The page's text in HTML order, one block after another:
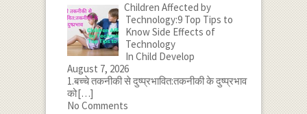
Children Affected by
Technology:9 Top Tips to
Know Side Effects of
Technology
In Child Develop
August 7, 2026
1.बच्चे तकनीकी से दुष्प्रभावित:तकनीकी के दुष्प्रभाव
को[…]
No Comments